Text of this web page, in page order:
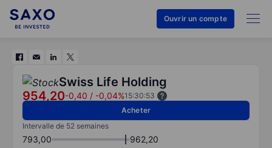
Ouvrir un compte
Swiss Life Holding
954,20-0,40 / -0,04%15:30:53
Acheter
Intervalle de 52 semaines
793,00 962,20